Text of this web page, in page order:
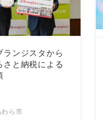
ランジスタから
さと納税による
わら市